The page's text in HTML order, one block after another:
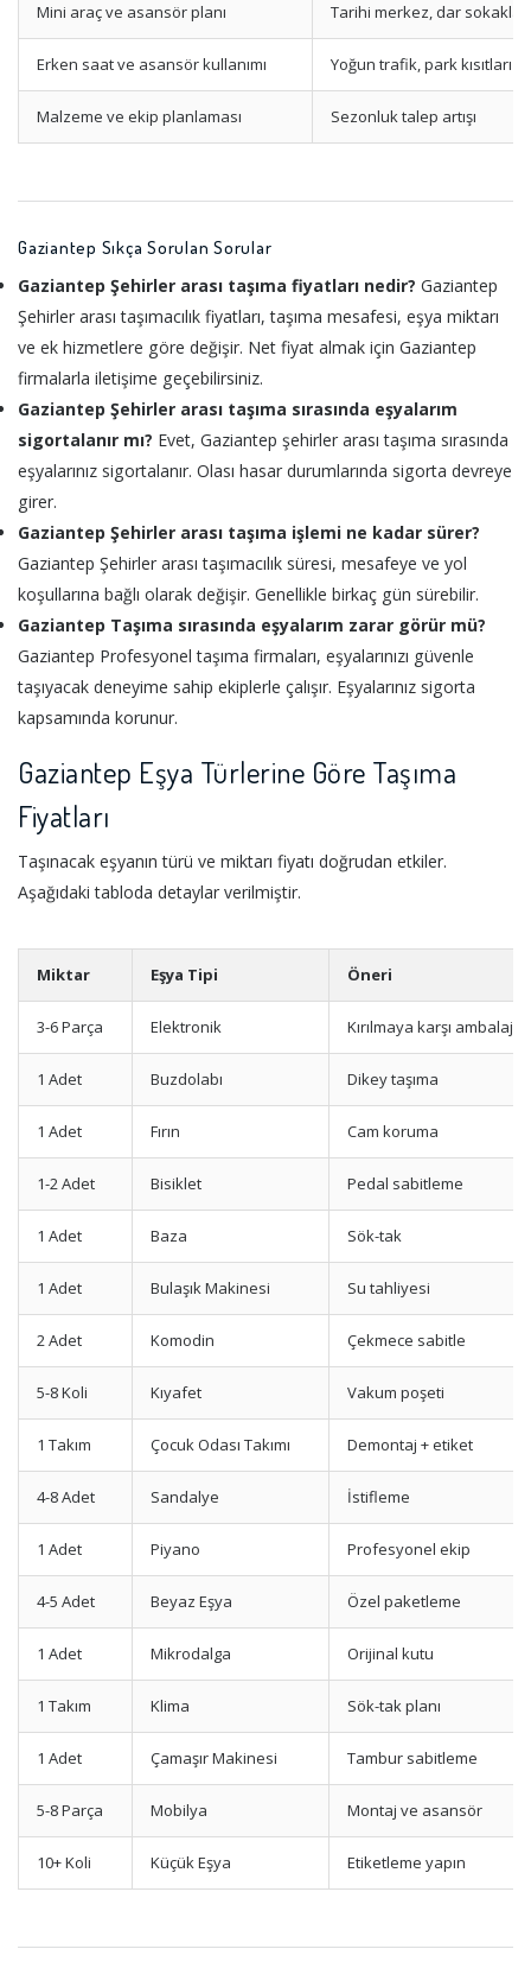
Mini araç ve asansör planı Tarihi merkez, dar sokaklar
Erken saat ve asansör kullanımı Yoğun trafik, park kısıtları
Malzeme ve ekip planlaması Sezonluk talep artışı
Gaziantep Sıkça Sorulan Sorular
Gaziantep Şehirler arası taşıma fiyatları nedir? Gaziantep
Şehirler arası taşımacılık fiyatları, taşıma mesafesi, eşya miktarı
ve ek hizmetlere göre değişir. Net fiyat almak için Gaziantep
firmalarla iletişime geçebilirsiniz.
Gaziantep Şehirler arası taşıma sırasında eşyalarım
sigortalanır mı? Evet, Gaziantep şehirler arası taşıma sırasında
eşyalarınız sigortalanır. Olası hasar durumlarında sigorta devreye
girer.
Gaziantep Şehirler arası taşıma işlemi ne kadar sürer?
Gaziantep Şehirler arası taşımacılık süresi, mesafeye ve yol
koşullarına bağlı olarak değişir. Genellikle birkaç gün sürebilir.
Gaziantep Taşıma sırasında eşyalarım zarar görür mü?
Gaziantep Profesyonel taşıma firmaları, eşyalarınızı güvenle
taşıyacak deneyime sahip ekiplerle çalışır. Eşyalarınız sigorta
kapsamında korunur.
Gaziantep Eşya Türlerine Göre Taşıma
Fiyatları
Taşınacak eşyanın türü ve miktarı fiyatı doğrudan etkiler.
Aşağıdaki tabloda detaylar verilmiştir.
Miktar Eşya Tipi Öneri
3-6 Parça Elektronik Kırılmaya karşı ambalaj
1 Adet Buzdolabı Dikey taşıma
1 Adet Fırın Cam koruma
1-2 Adet Bisiklet Pedal sabitleme
1 Adet Baza Sök-tak
1 Adet Bulaşık Makinesi Su tahliyesi
2 Adet Komodin Çekmece sabitle
5-8 Koli Kıyafet Vakum poşeti
1 Takım Çocuk Odası Takımı Demontaj + etiket
4-8 Adet Sandalye İstifleme
1 Adet Piyano Profesyonel ekip
4-5 Adet Beyaz Eşya Özel paketleme
1 Adet Mikrodalga Orijinal kutu
1 Takım Klima Sök-tak planı
1 Adet Çamaşır Makinesi Tambur sabitleme
5-8 Parça Mobilya Montaj ve asansör
10+ Koli Küçük Eşya Etiketleme yapın